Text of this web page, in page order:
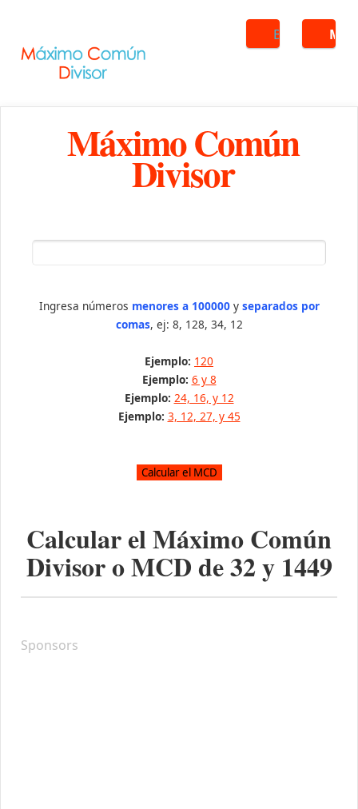
Buscar
Máximo Común
Divisor
Ingresa números menores a 100000y separados por
comas, ej: 8, 128, 34, 12
Ejemplo: 120
Ejemplo: 6 y 8
Ejemplo: 24, 16, y 12
Ejemplo: 3, 12, 27, y 45
Calcular el Máximo Común
Divisor o MCD de32y 1449
Sponsors